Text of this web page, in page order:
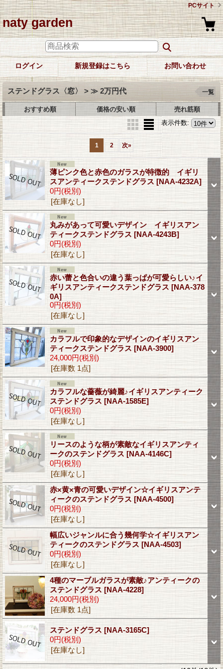
PCサイト
naty garden
ログイン 新規登録はこちら お問い合わせ
ステンドグラス〈窓〉 > ≫ 2万円代 一覧
おすすめ順 価格の安い順
売れ筋順
表示件数:
1 2 次»
薄ピンク色と赤色のガラスが特徴的 イギリ
スアンティークステンドグラス [NAA-4232A]
0円(税別)
[在庫なし]
丸みがあって可愛いデザイン イギリスアン
ティークステンドグラス [NAA-4243B]
0円(税別)
[在庫なし]
赤い蕾と色合いの違う葉っぱが可愛らしい♪イ
ギリスアンティークステンドグラス [NAA-378
0A]
0円(税別)
[在庫なし]
カラフルで印象的なデザインのイギリスアン
ティークステンドグラス [NAA-3900]
24,000円(税別)
[在庫数 1点]
カラフルな薔薇が綺麗♪イギリスアンティーク
ステンドグラス [NAA-1585E]
0円(税別)
[在庫なし]
リースのような柄が素敵なイギリスアンティ
ークのステンドグラス [NAA-4146C]
0円(税別)
[在庫なし]
赤×黄×青の可愛いデザイン☆イギリスアンテ
ィークのステンドグラス [NAA-4500]
0円(税別)
[在庫なし]
幅広いジャンルに合う幾何学☆イギリスアン
ティークのステンドグラス [NAA-4503]
0円(税別)
[在庫なし]
4種のマーブルガラスが素敵♪アンティークの
ステンドグラス [NAA-4228]
24,000円(税別)
[在庫数 1点]
ステンドグラス [NAA-3165C]
0円(税別)
[在庫なし]